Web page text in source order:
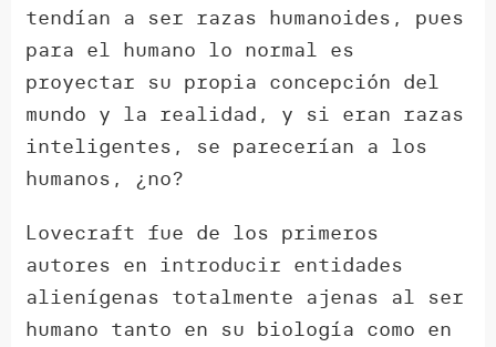
tendían a ser razas humanoides, pues
para el humano lo normal es
proyectar su propia concepción del
mundo y la realidad, y si eran razas
inteligentes, se parecerían a los
humanos, ¿no?
Lovecraft fue de los primeros
autores en introducir entidades
alienígenas totalmente ajenas al ser
humano tanto en su biología como en